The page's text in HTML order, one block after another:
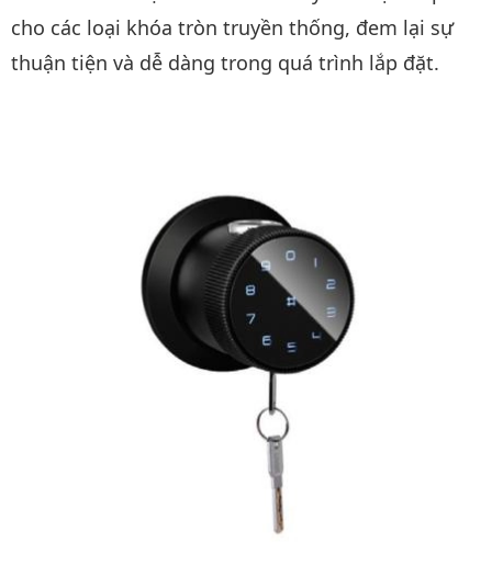
cho các loại khóa tròn truyền thống, đem lại sự
thuận tiện và dễ dàng trong quá trình lắp đặt.